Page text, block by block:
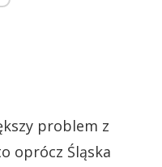
problem z
oprócz Śląska